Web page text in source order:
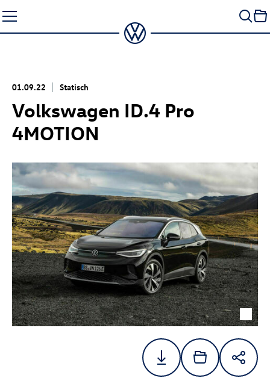
Seiteninhalt
springen
01.09.22 Statisch
Volkswagen ID.4 Pro
4MOTION